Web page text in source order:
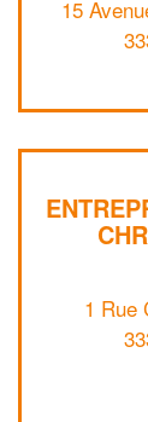
15
1 Rue